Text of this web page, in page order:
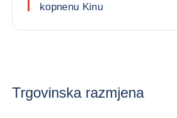
kopnenu Kinu
Trgovinska razmjena